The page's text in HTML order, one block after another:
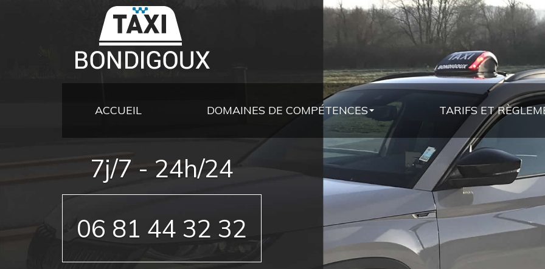
7j/7 - 24h/24
06 81 44 32 32
BondigouxACCUEIL DOMAINES DE COMPÉTENCES TARIFS ET